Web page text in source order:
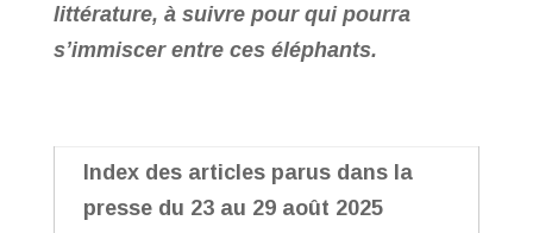
littérature, à suivre pour qui pourra
s’immiscer entre ces éléphants.
Index des articles parus dans la
presse du 23 au 29 août 2025